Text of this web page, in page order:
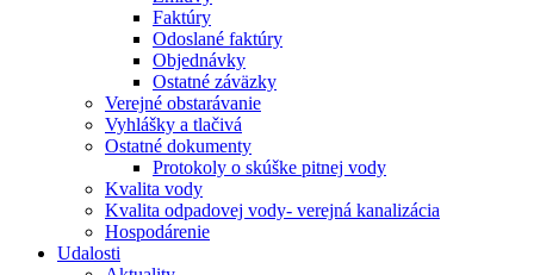
Faktúry
Odoslané faktúry
Objednávky
Ostatné záväzky
Verejné obstarávanie
Vyhlášky a tlačivá
Ostatné dokumenty
Protokoly o skúške pitnej vody
Kvalita vody
Kvalita odpadovej vody- verejná kanalizácia
Hospodárenie
Udalosti